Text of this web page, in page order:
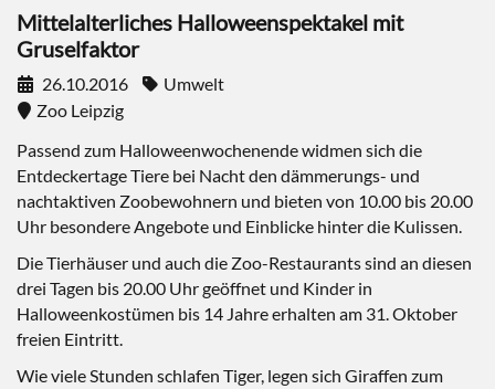
Mittelalterliches Halloweenspektakel mit
Gruselfaktor
26.10.2016
Umwelt
Zoo Leipzig
Passend zum Halloweenwochenende widmen sich die
Entdeckertage Tiere bei Nacht den dämmerungs- und
nachtaktiven Zoobewohnern und bieten von 10.00 bis 20.00
Uhr besondere Angebote und Einblicke hinter die Kulissen.
Die Tierhäuser und auch die Zoo-Restaurants sind an diesen
drei Tagen bis 20.00 Uhr geöffnet und Kinder in
Halloweenkostümen bis 14 Jahre erhalten am 31. Oktober
freien Eintritt.
Wie viele Stunden schlafen Tiger, legen sich Giraffen zum